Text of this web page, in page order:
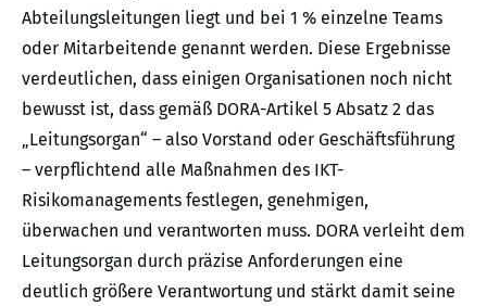
Abteilungsleitungen liegt und bei 1 % einzelne Teams
oder Mitarbeitende genannt werden. Diese Ergebnisse
verdeutlichen, dass einigen Organisationen noch nicht
bewusst ist, dass gemäß DORA-Artikel 5 Absatz 2 das
„Leitungsorgan“ – also Vorstand oder Geschäftsführung
– verpflichtend alle Maßnahmen des IKT-
Risikomanagements festlegen, genehmigen,
überwachen und verantworten muss. DORA verleiht dem
Leitungsorgan durch präzise Anforderungen eine
deutlich größere Verantwortung und stärkt damit seine